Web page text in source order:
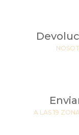
A LAS 19